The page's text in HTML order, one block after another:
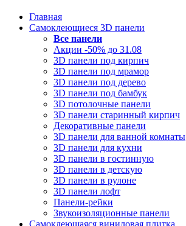
Главная
Самоклеющиеся 3D панели
Все панели
Акции -50% до 31.08
3D панели под кирпич
3D панели под мрамор
3D панели под дерево
3D панели под бамбук
3D потолочные панели
3D панели старинный кирпич
Декоративные панели
3D панели для ванной комнаты
3D панели для кухни
3D панели в гостинную
3D панели в детскую
3D панели в рулоне
3D панели лофт
Панели-рейки
Звукоизоляционные панели
Самоклеющаяся виниловая плитка